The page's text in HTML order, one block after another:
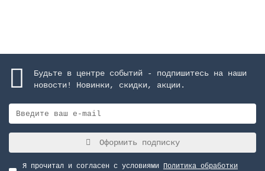
Будьте в центре событий - подпишитесь на наши
новости! Новинки, скидки, акции.
Оформить подписку
Я прочитал и согласен с условиями Политика обработки